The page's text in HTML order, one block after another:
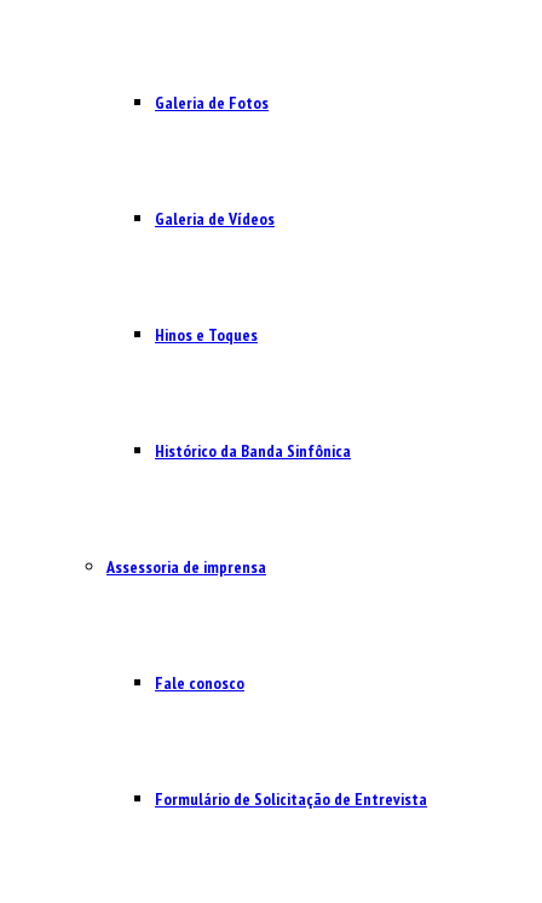
Galeria de Fotos
Galeria de Vídeos
Hinos e Toques
Histórico da Banda Sinfônica
Assessoria de imprensa
Fale conosco
Formulário de Solicitação de Entrevista